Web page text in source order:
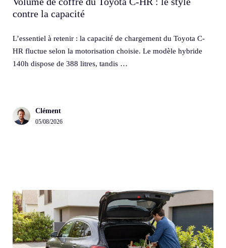
contre la capacité
L’essentiel à retenir : la capacité de chargement du Toyota C-
HR fluctue selon la motorisation choisie. Le modèle hybride
140h dispose de 388 litres, tandis …
Clément
05/08/2026